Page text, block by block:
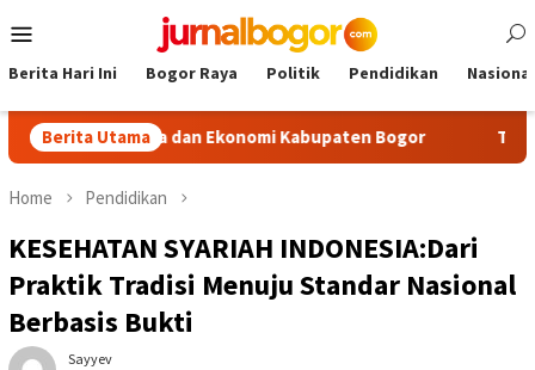
to
Menu
Berita Hari Ini Bogor Raya Politik Pendidikan Nasional
Berita Utama
Ekonomi Kabupaten Bogor Tour Malasari Halimun
Home Pendidikan
KESEHATAN SYARIAH INDONESIA:Dari
Praktik Tradisi Menuju Standar Nasional
Berbasis Bukti
Sayyev